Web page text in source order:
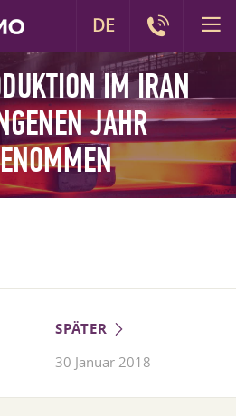
IM IRAN
JAHR
SPÄTER
30 Januar 2018
DE